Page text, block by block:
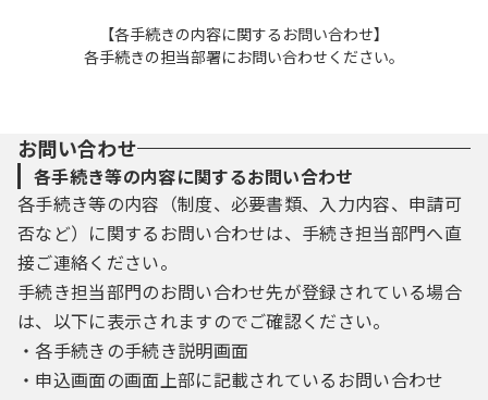
【各手続きの内容に関するお問い合わせ】
各手続きの担当部署にお問い合わせください。
お問い合わせ
各手続き等の内容に関するお問い合わせ
各手続き等の内容（制度、必要書類、入力内容、申請可
否など）に関するお問い合わせは、手続き担当部門へ直
接ご連絡ください。
手続き担当部門のお問い合わせ先が登録されている場合
は、以下に表示されますのでご確認ください。
・各手続きの手続き説明画面
・申込画面の画面上部に記載されているお問い合わせ